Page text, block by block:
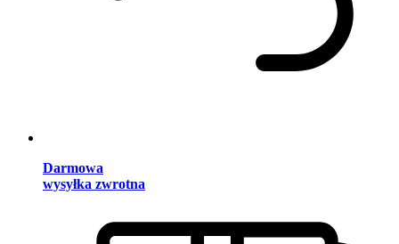
Darmowa
wysyłka zwrotna